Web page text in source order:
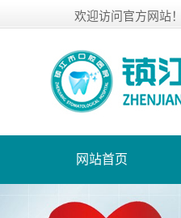
欢迎访问官方网站！
网站首页